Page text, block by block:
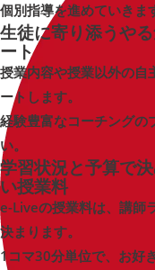
個別指導を進めていきま
生徒に寄り添うや
ート
授業内容や授業以外の自
ートします。
経験豊富なコーチングの
い。
学習状況と予算で
い授業料
e-Liveの授業料は、講師
決まります。
1コマ30分単位で、お好